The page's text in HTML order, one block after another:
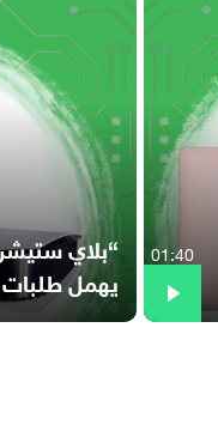
01:40
يهمل طلبات